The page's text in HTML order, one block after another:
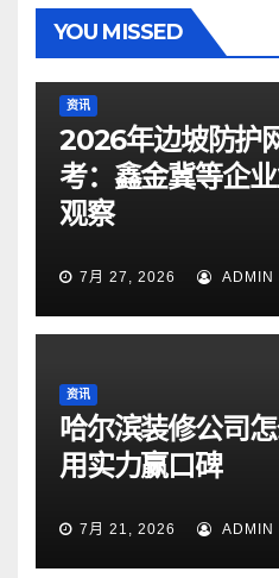
YOU MISSED
资讯
2026年边坡防护
考：鑫金冀等企
观察
7月 27, 2026 ADMIN
资讯
哈尔滨装修公司
用实力赢口碑
7月 21, 2026 ADMIN